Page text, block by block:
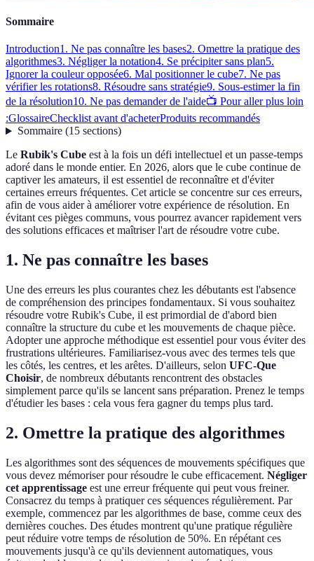
Sommaire
Introduction1. Ne pas connaître les bases2. Omettre la pratique des
algorithmes3. Négliger la notation4. Se précipiter sans plan5.
Ignorer la couleur opposée6. Mal positionner le cube7. Ne pas
vérifier les rotations8. Résoudre sans stratégie9. Sous-estimer la fin
de la résolution10. Ne pas demander de l'aide📺 Pour aller plus loin
:GlossaireChecklist avant d'acheterProduits recommandés
Sommaire(15 sections)
Le Rubik's Cube est à la fois un défi intellectuel et un passe-temps
adoré dans le monde entier. En 2026, alors que le cube continue de
captiver les amateurs, il est essentiel de reconnaître et d'éviter
certaines erreurs fréquentes. Cet article se concentre sur ces erreurs,
afin de vous aider à améliorer votre expérience de résolution. En
évitant ces pièges communs, vous pourrez avancer rapidement vers
des solutions efficaces et maîtriser l'art de résoudre votre cube.
1. Ne pas connaître les bases
Une des erreurs les plus courantes chez les débutants est l'absence
de compréhension des principes fondamentaux. Si vous souhaitez
résoudre votre Rubik's Cube, il est primordial de d'abord bien
connaître la structure du cube et les mouvements de chaque pièce.
Adopter une approche méthodique est essentiel pour vous éviter des
frustrations ultérieures. Familiarisez-vous avec des termes tels que
les côtés, les centres, et les arêtes. D'ailleurs, selon UFC-Que
Choisir, de nombreux débutants rencontrent des obstacles
simplement parce qu'ils se lancent sans préparation. Prenez le temps
d'étudier les bases : cela vous fera gagner du temps plus tard.
2. Omettre la pratique des algorithmes
Les algorithmes sont des séquences de mouvements spécifiques que
vous devez mémoriser pour résoudre le cube efficacement. Négliger
cet apprentissage est une erreur fréquente qui peut vous freiner.
Consacrez du temps à pratiquer ces séquences régulièrement. Par
exemple, commencez par les algorithmes de base, comme ceux des
dernières couches. Des études montrent qu'une pratique régulière
peut réduire votre temps de résolution de 50%. En répétant ces
mouvements jusqu'à ce qu'ils deviennent automatiques, vous